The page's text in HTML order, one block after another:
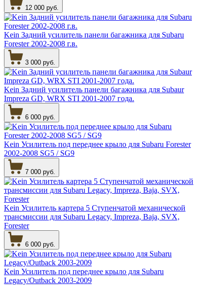
12 000 руб.
Kein Задний усилитель панели багажника для Subaru
Forester 2002-2008 г.в.
3 000 руб.
Kein Задний усилитель панели багажника для Subaur
Impreza GD, WRX STI 2001-2007 года.
6 000 руб.
Kein Усилитель под переднее крыло для Subaru Forester
2002-2008 SG5 / SG9
7 000 руб.
Kein Усилитель картера 5 Ступенчатой механической
трансмиссии для Subaru Legacy, Impreza, Baja, SVX,
Forester
6 000 руб.
Kein Усилитель под переднее крыло для Subaru
Legacy/Outback 2003-2009